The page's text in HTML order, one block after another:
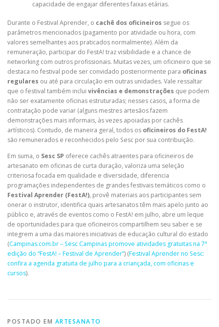
capacidade de engajar diferentes faixas etárias.
Durante o Festival Aprender, o cachê dos oficineiros segue os
parâmetros mencionados (pagamento por atividade ou hora, com
valores semelhantes aos praticados normalmente). Além da
remuneração, participar do FestA! traz visibilidade e a chance de
networking com outros profissionais. Muitas vezes, um oficineiro que se
destaca no festival pode ser convidado posteriormente para oficinas
regulares ou até para circulação em outras unidades. Vale ressaltar
que o festival também inclui vivências e demonstrações que podem
não ser exatamente oficinas estruturadas; nesses casos, a forma de
contratação pode variar (alguns mestres artesãos fazem
demonstrações mais informais, às vezes apoiadas por cachês
artísticos). Contudo, de maneira geral, todos os oficineiros do FestA!
são remunerados e reconhecidos pelo Sesc por sua contribuição.
Em suma, o Sesc SP oferece cachês atraentes para oficineiros de
artesanato em oficinas de curta duração, valoriza uma seleção
criteriosa focada em qualidade e diversidade, diferencia
programações independentes de grandes festivais temáticos como o
Festival Aprender (FestA!), provê materiais aos participantes sem
onerar o instrutor, identifica quais artesanatos têm mais apelo junto ao
público e, através de eventos como o FestA! em julho, abre um leque
de oportunidades para que oficineiros compartilhem seu saber e se
integrem a uma das maiores iniciativas de educação cultural do estado
(Campinas.com.br – Sesc Campinas promove atividades gratuitas na 7ª
edição do “FestA! – Festival de Aprender”) (Festival Aprender no Sesc:
confira a agenda gratuita de julho para a criançada, com oficinas e
cursos).
POSTADO EM ARTESANATO